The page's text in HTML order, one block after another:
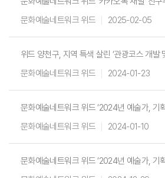
)
문화예술네트워크 위드
2025-02-05
위드 양천구, 지역 특색 살린 ‘관광코스 개
문화예술네트워크 위드
2024-01-23
문화예술네트워크 위드 ‘2024년 예술가, 기
문화예술네트워크 위드
2024-01-10
문화예술네트워크 위드 ‘2024년 예술가, 기